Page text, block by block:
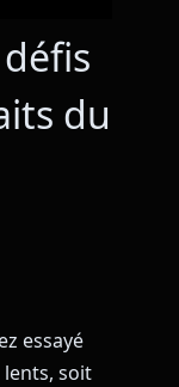
du
essayé
lents, soit